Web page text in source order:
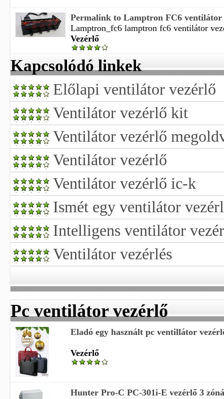
Permalink to Lamptron FC6 ventilátor
Lamptron_fc6 lamptron fc6 ventilátor
Vezérlő
Kapcsolódó linkek
Előlapi ventilátor vezérlő
Ventilátor vezérlő kit
Ventilátor vezérlő
Ventilátor vezérlő
Ventilátor vezérlő ic-k
Ismét egy ventilátor
Intelligens ventilátor
Ventilátor vezérlés
Pc ventilátor vezérlő
Eladó egy használt pc ventillátor
Vezérlő
Hunter Pro-C PC-301i-E vezérlő 3